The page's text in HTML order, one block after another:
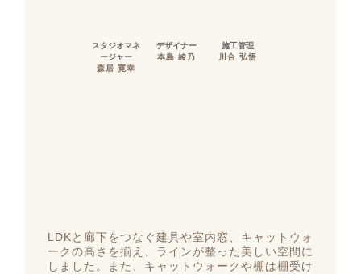
スタジオマネ
ージャー
森居 寛幸
デザイナー
本島 綾乃
施工管理
川合 弘悟
LDKと廊下をつなぐ建具や室内窓、キャットウォ
ークの高さを揃え、ラインが整った美しい空間に
しました。また、キャットウォークや棚は棚受け